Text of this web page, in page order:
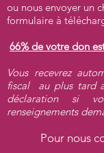
ou nous envoyer un
formulaire à
66% de votre don
Vous recevrez
fiscal au plus tard
déclaration si
renseignements
Pour nous